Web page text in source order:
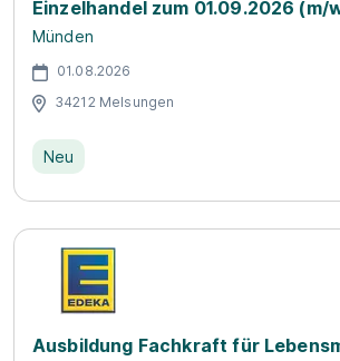
Einzelhandel zum 01.09.2026 (m/
Münden
01.08.2026
34212 Melsungen
Neu
Ausbildung Fachkraft für